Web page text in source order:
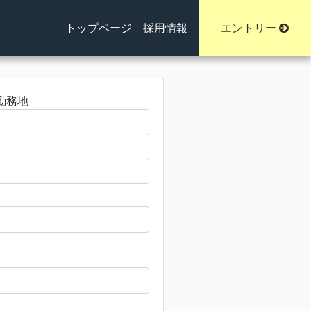
トップページ 採用情報 エントリー
務地